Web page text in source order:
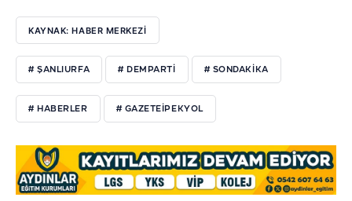
KAYNAK: HABER MERKEZI
# ŞANLIURFA # DEMPARTI # SONDAKIKA
# HABERLER # GAZETEIPEKYOL